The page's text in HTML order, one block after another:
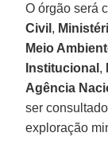
O órgão será
Civil ,
Meio
Institucional ,
Agência
ser
exploração